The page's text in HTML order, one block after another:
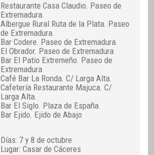
Restaurante Casa Claudio. Paseo de
Extremadura.
Albergue Rural Ruta de la Plata. Paseo
de Extremadura.
Bar Codere. Paseo de Extremadura.
El Obrador. Paseo de Extremadura
Bar El Patio Extremeño. Paseo de
Extremadura
Café Bar La Ronda. C/ Larga Alta.
Cafetería Restaurante Majuca. C/
Larga Alta.
Bar El Siglo. Plaza de España.
Bar Ejido. Ejido de Abajo
Días: 7 y 8 de octubre
Lugar: Casar de Cáceres